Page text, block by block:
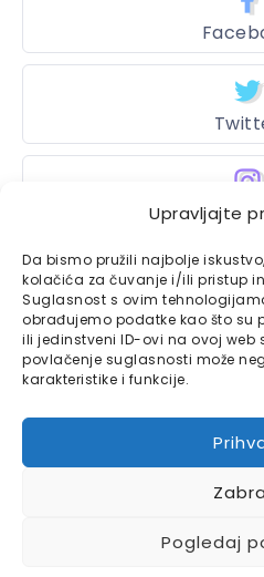
Upravljajte
Da bismo pružili najbolje
kolačića za čuvanje i/ili pristup
Suglasnost s ovim
obrađujemo podatke kao što su
ili jedinstveni ID-ovi na ovoj web
povlačenje suglasnosti može
karakteristike i funkcije.
Pogledaj
Linkovi
Kontaktirajte nas
Impressum